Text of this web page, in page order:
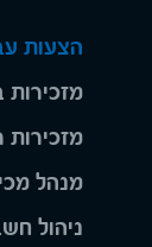
הצעות
מזכירות
מזכירות
מנהל
ניהול